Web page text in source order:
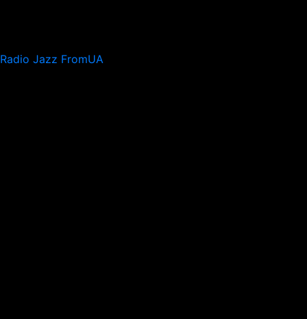
Radio Jazz FromUA